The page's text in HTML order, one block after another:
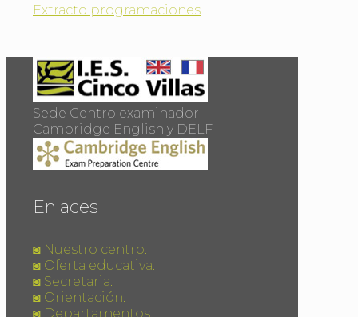
Extracto programaciones
Sede Centro examinador
Cambridge English y DELF
Enlaces
◙ Nuestro centro.
◙ Oferta educativa.
◙ Secretaria.
◙ Orientación.
◙ Departamentos.